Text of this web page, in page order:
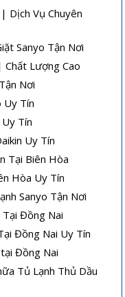
Dịch Vụ Chuyên
Sanyo Tận Nơi
Chất Lượng Cao
Nơi
Uy Tín
Tín
Uy Tín
Tại Biên Hòa
Hòa Uy Tín
Sanyo Tận Nơi
Tại Đồng Nai
Đồng Nai Uy Tín
Đồng Nai
Tủ Lạnh Thủ Dầu